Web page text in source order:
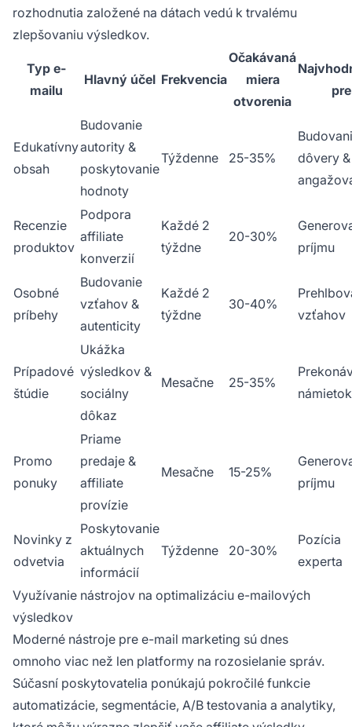
rozhodnutia založené na dátach vedú k trvalému
zlepšovaniu výsledkov.
Typ e-
mailu
Hlavný účel Frekvencia
Očakávaná
miera
otvorenia
pre
Edukatívny
obsah
Budovanie
autority &
poskytovanie
hodnoty
Týždenne 25-35%
dôvery &
Recenzie
produktov
Podpora
affiliate
konverzií
Každé 2
týždne
20-30%
príjmu
Osobné
príbehy
Budovanie
vzťahov &
autenticity
Každé 2
týždne
30-40%
vzťahov
Prípadové
štúdie
Ukážka
výsledkov &
sociálny
dôkaz
Mesačne 25-35%
námietok
Promo
ponuky
Priame
predaje &
affiliate
provízie
Mesačne 15-25%
príjmu
Novinky z
odvetvia
Poskytovanie
aktuálnych
informácií
Týždenne 20-30%
Pozícia
experta
Využívanie nástrojov na optimalizáciu e-mailových
výsledkov
Moderné nástroje pre e-mail marketing sú dnes
omnoho viac než len platformy na rozosielanie správ.
Súčasní poskytovatelia ponúkajú pokročilé funkcie
automatizácie, segmentácie, A/B testovania a analytiky,